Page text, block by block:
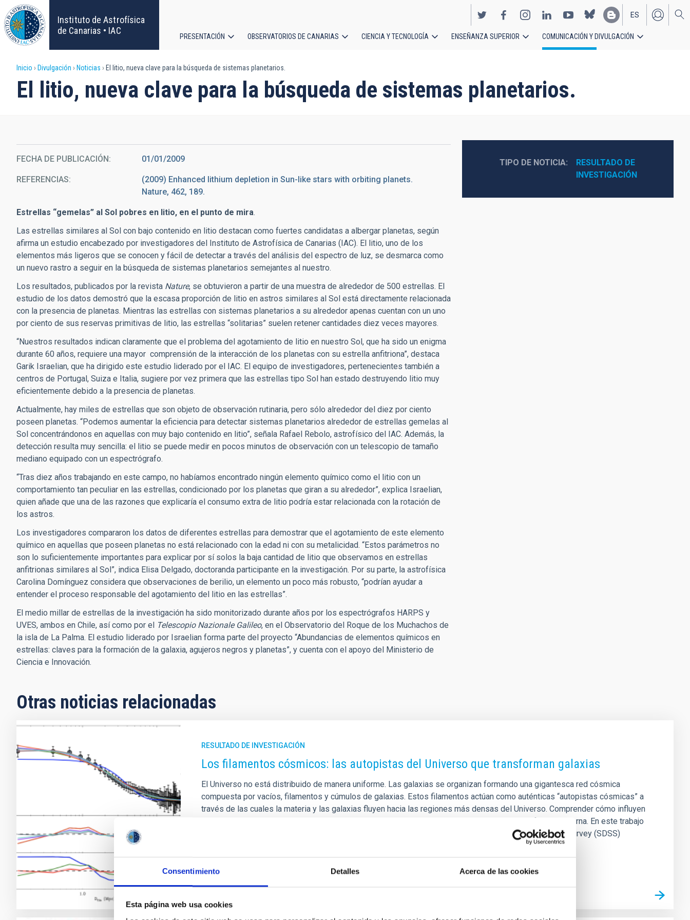
Consentimiento Detalles Acerca de las cookies
Esta página web usa cookies
Pasar
al
contenido
principal
Instituto de Astrofísica
de Canarias • IAC
EN
ES
principal
PRESENTACIÓN OBSERVATORIOS DE CANARIAS CIENCIA Y TECNOLOGÍA ENSEÑANZA SUPERIOR COMUNICACIÓN Y DIVULGACIÓN
Sobrescribir
enlaces
ayuda
a
la
navegación
Inicio Divulgación Noticias El litio, nueva clave para la búsqueda de sistemas planetarios.
El litio, nueva clave para la búsqueda de sistemas planetarios.
FECHA DE PUBLICACIÓN 01/01/2009
REFERENCIAS
(2009) Enhanced lithium depletion in Sun-like stars with orbiting planets.
Nature, 462, 189.
Estrellas “gemelas” al Sol pobres en litio, en el punto de mira.
Las estrellas similares al Sol con bajo contenido en litio destacan como fuertes candidatas a albergar planetas, según
afirma un estudio encabezado por investigadores del Instituto de Astrofísica de Canarias (IAC). El litio, uno de los
elementos más ligeros que se conocen y fácil de detectar a través del análisis del espectro de luz, se desmarca como
un nuevo rastro a seguir en la búsqueda de sistemas planetarios semejantes al nuestro.
Los resultados, publicados por la revista Nature, se obtuvieron a partir de una muestra de alrededor de 500 estrellas. El
estudio de los datos demostró que la escasa proporción de litio en astros similares al Sol está directamente relacionada
con la presencia de planetas. Mientras las estrellas con sistemas planetarios a su alrededor apenas cuentan con un uno
por ciento de sus reservas primitivas de litio, las estrellas “solitarias” suelen retener cantidades diez veces mayores.
“Nuestros resultados indican claramente que el problema del agotamiento de litio en nuestro Sol, que ha sido un enigma
durante 60 años, requiere una mayor comprensión de la interacción de los planetas con su estrella anfitriona”, destaca
Garik Israelian, que ha dirigido este estudio liderado por el IAC. El equipo de investigadores, pertenecientes también a
centros de Portugal, Suiza e Italia, sugiere por vez primera que las estrellas tipo Sol han estado destruyendo litio muy
eficientemente debido a la presencia de planetas.
Actualmente, hay miles de estrellas que son objeto de observación rutinaria, pero sólo alrededor del diez por ciento
poseen planetas. “Podemos aumentar la eficiencia para detectar sistemas planetarios alrededor de estrellas gemelas al
Sol concentrándonos en aquellas con muy bajo contenido en litio”, señala Rafael Rebolo, astrofísico del IAC. Además, la
detección resulta muy sencilla: el litio se puede medir en pocos minutos de observación con un telescopio de tamaño
mediano equipado con un espectrógrafo.
“Tras diez años trabajando en este campo, no habíamos encontrado ningún elemento químico como el litio con un
comportamiento tan peculiar en las estrellas, condicionado por los planetas que giran a su alrededor”, explica Israelian,
quien añade que una de las razones que explicaría el consumo extra de litio podría estar relacionada con la rotación de
los astros.
Los investigadores compararon los datos de diferentes estrellas para demostrar que el agotamiento de este elemento
químico en aquellas que poseen planetas no está relacionado con la edad ni con su metalicidad. “Estos parámetros no
son lo suficientemente importantes para explicar por sí solos la baja cantidad de litio que observamos en estrellas
anfitrionas similares al Sol”, indica Elisa Delgado, doctoranda participante en la investigación. Por su parte, la astrofísica
Carolina Domínguez considera que observaciones de berilio, un elemento un poco más robusto, “podrían ayudar a
entender el proceso responsable del agotamiento del litio en las estrellas”.
El medio millar de estrellas de la investigación ha sido monitorizado durante años por los espectrógrafos HARPS y
UVES, ambos en Chile, así como por el Telescopio Nazionale Galileo, en el Observatorio del Roque de los Muchachos de
la isla de La Palma. El estudio liderado por Israelian forma parte del proyecto “Abundancias de elementos químicos en
estrellas: claves para la formación de la galaxia, agujeros negros y planetas”, y cuenta con el apoyo del Ministerio de
Ciencia e Innovación.
TIPO DE NOTICIA
RESULTADO DE
INVESTIGACIÓN
Otras noticias relacionadas
RESULTADO DE INVESTIGACIÓN
Los filamentos cósmicos: las autopistas del Universo que transforman galaxias
El Universo no está distribuido de manera uniforme. Las galaxias se organizan formando una gigantesca red cósmica
compuesta por vacíos, filamentos y cúmulos de galaxias. Estos filamentos actúan como auténticas “autopistas cósmicas” a
través de las cuales la materia y las galaxias fluyen hacia las regiones más densas del Universo. Comprender cómo influyen
estas estructuras en la evolución de las galaxias es uno de los grandes objetivos de la astrofísica moderna. En este trabajo
analizamos, utilizando cientos de miles de galaxias observadas por el cartografiado Sloan Digital Sky Survey (SDSS)
Fecha de publicación 12/05/2026 - 15:57:44